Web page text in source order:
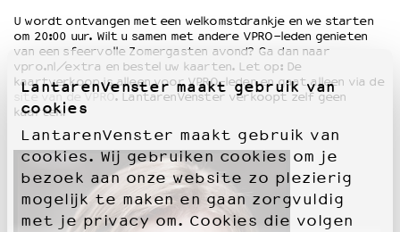
LantarenVenster maakt gebruik van
cookies
LantarenVenster maakt gebruik van
cookies. Wij gebruiken cookies om je
bezoek aan onze website zo plezierig
mogelijk te maken en gaan zorgvuldig
met je privacy om. Cookies die volgen
U wordt ontvangen met een welkomstdrankje en we starten
om 20:00 uur. Wilt u samen met andere VPRO-leden genieten
van een sfeervolle Zomergasten avond? Ga dan naar
vpro.nl/extra en bestel uw kaarten. Let op: De
kaartverkoop is alleen voor VPRO-leden en gaat alleen via de
site van de VPRO . LantarenVenster verkoopt zelf geen
kaarten.